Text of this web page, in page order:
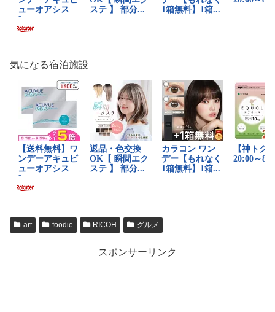
気になる宿泊施設
art foodie RICOH グルメ
スポンサーリンク